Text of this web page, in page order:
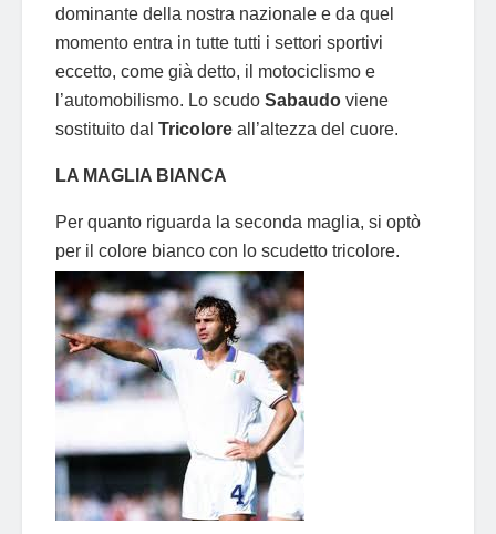
dominante della nostra nazionale e da quel
momento entra in tutte tutti i settori sportivi
eccetto, come già detto, il motociclismo e
l’automobilismo. Lo scudo Sabaudo viene
sostituito dal Tricolore all’altezza del cuore.
LA MAGLIA BIANCA
Per quanto riguarda la seconda maglia, si optò
per il colore bianco con lo scudetto tricolore.